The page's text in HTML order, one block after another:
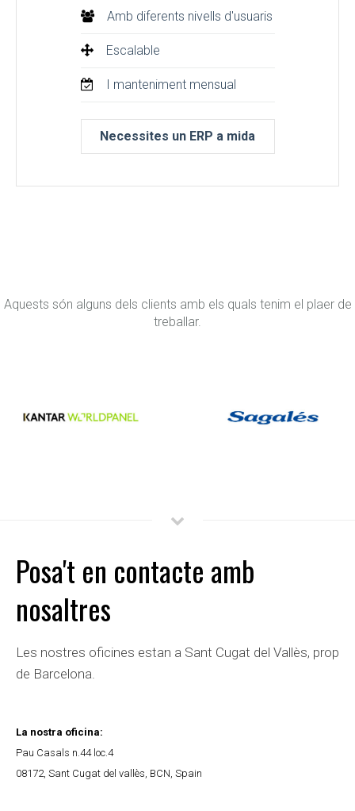
Amb diferents nivells d'usuaris
Escalable
I manteniment mensual
Necessites un ERP a mida
Aquests són alguns dels clients amb els quals tenim el plaer de
treballar.
Posa't en contacte amb
nosaltres
Les nostres oficines estan a Sant Cugat del Vallès, prop
de Barcelona.
La nostra oficina:
Pau Casals n.44 loc.4
08172, Sant Cugat del vallès, BCN, Spain